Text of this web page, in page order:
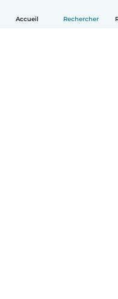
Accueil Rechercher